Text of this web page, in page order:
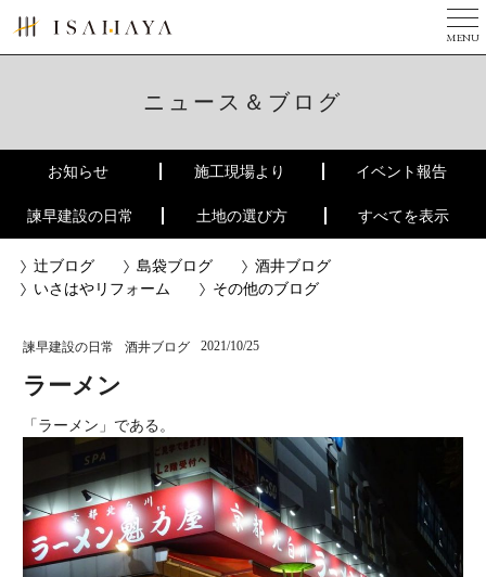
MENU
美しい家とは
３つのチカラ
現場ニュース
ニュース
お問い合せ
電話でお問い合わせ
ニュース＆ブログ
お知らせ 施工現場より イベント報告
諫早建設の日常 土地の選び方 すべてを表示
辻ブログ 島袋ブログ
酒井ブログ
いさはやリフォーム
その他のブログ
諫早建設の日常 酒井ブログ 2021/10/25
ラーメン
「ラーメン」である。